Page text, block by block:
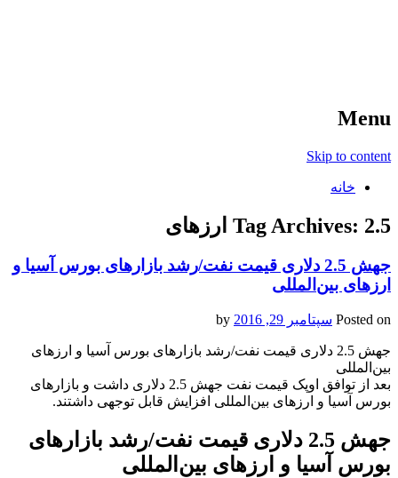
Menu
Skip to content
خانه
Tag Archives: 2.5 ارزهای
جهش 2.5 دلاری قیمت نفت/رشد بازارهای بورس آسیا و
ارزهای بین‌المللی
Posted on سپتامبر 29, 2016
جهش 2.5 دلاری قیمت نفت/رشد بازارهای بورس آسیا و ارزهای
بین‌المللی
بعد از توافق اوپک قیمت نفت جهش 2.5 دلاری داشت و بازارهای
بورس آسیا و ارزهای بین‌المللی افزایش قابل توجهی داشتند.
جهش 2.5 دلاری قیمت نفت/رشد بازارهای
بورس آسیا و ارزهای بین‌المللی